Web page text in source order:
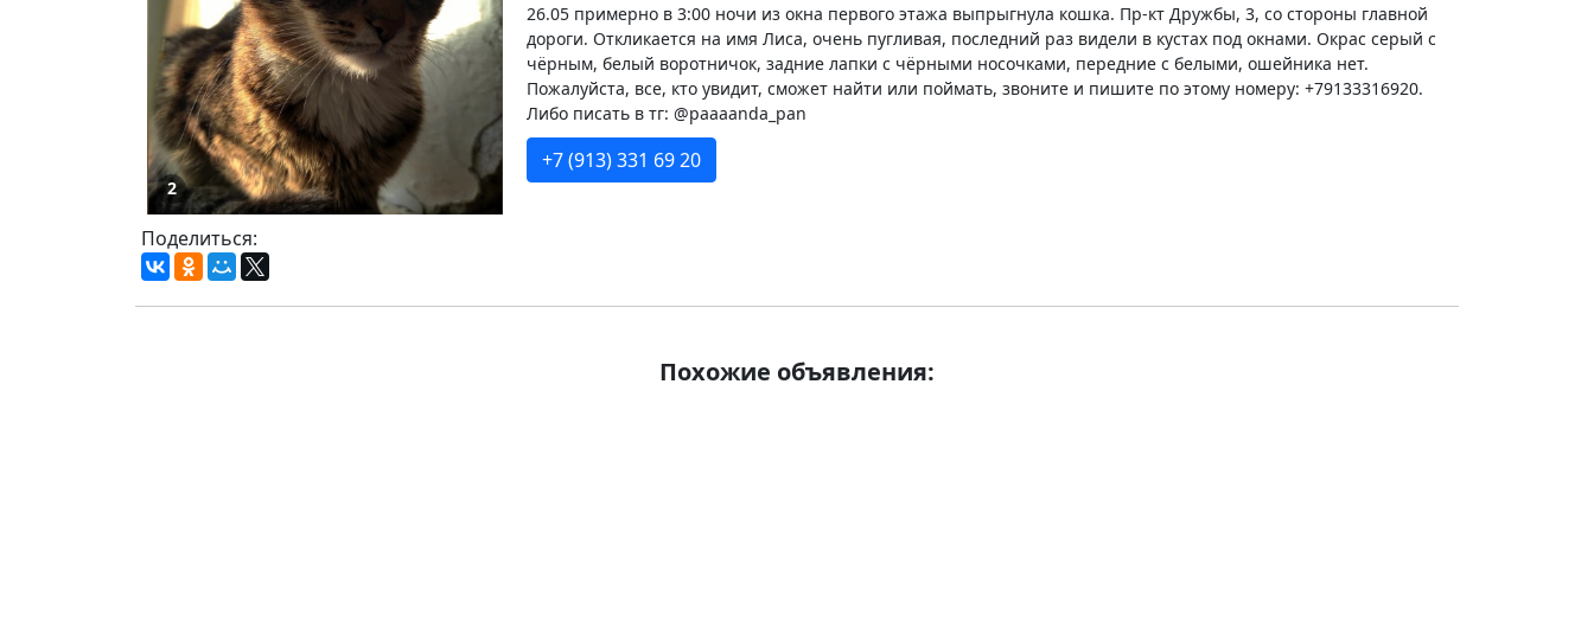
2
26.05 примерно в 3:00 ночи из окна первого этажа выпрыгнула кошка. Пр-кт Дружбы, 3, со стороны главной
дороги. Откликается на имя Лиса, очень пугливая, последний раз видели в кустах под окнами. Окрас серый с
чёрным, белый воротничок, задние лапки с чёрными носочками, передние с белыми, ошейника нет.
Пожалуйста, все, кто увидит, сможет найти или поймать, звоните и пишите по этому номеру: +79133316920.
Либо писать в тг: @paaaanda_pan
+7 (913) 331 69 20
Поделиться:
Похожие объявления: